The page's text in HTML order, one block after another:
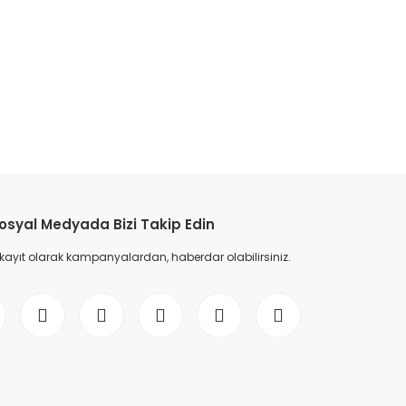
Medyada Bizi Takip Edin
olarak kampanyalardan, haberdar olabilirsiniz.